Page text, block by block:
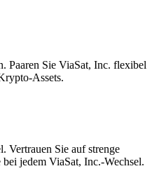
Paaren Sie ViaSat, Inc. flexibel
Assets.
Vertrauen Sie auf strenge
jedem ViaSat, Inc.-Wechsel.